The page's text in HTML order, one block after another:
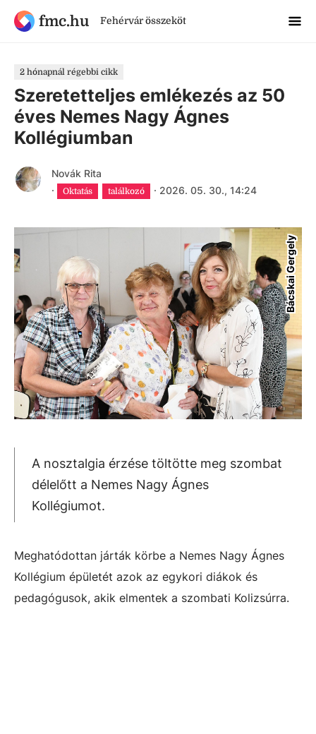
fmc.hu Fehérvár összeköt
2 hónapnál régebbi cikk
Szeretetteljes emlékezés az 50
éves Nemes Nagy Ágnes
Kollégiumban
Novák Rita
·
Oktatás találkozó · 2026. 05. 30., 14:24
Bácskai Gergely
A nosztalgia érzése töltötte meg szombat
délelőtt a Nemes Nagy Ágnes
Kollégiumot.
Meghatódottan járták körbe a Nemes Nagy Ágnes
Kollégium épületét azok az egykori diákok és
pedagógusok, akik elmentek a szombati Kolizsúrra.